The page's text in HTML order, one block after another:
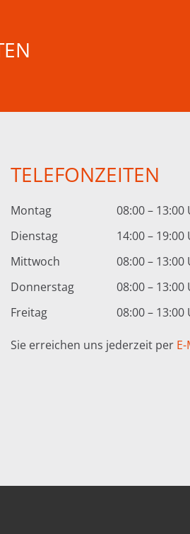
TELEFONZEITEN
Montag
08:00 – 13:00
Dienstag
14:00 – 19:00
Mittwoch
08:00 – 13:00
Donnerstag
08:00 – 13:00
Freitag
08:00 – 13:00
Sie erreichen uns jederzeit per